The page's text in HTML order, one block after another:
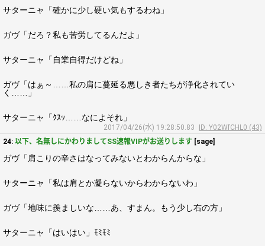
サターニャ「確かに少し硬い気もするわね」
ガヴ「だろ？私も苦労してるんだよ」
サターニャ「自業自得だけどね」
ガヴ「はぁ～……私の肩に蔓延る悪しき者たちが浄化されてい
く……」
サターニャ「ｸｽｯ……なによそれ」
2017/04/26(水) 19:28:50.83
ID: Y02WfCHL0 (43)
24: 以下、名無しにかわりましてSS速報VIPがお送りします [sage]
ガヴ「肩こりの辛さはなってみないとわからんからな」
サターニャ「私は肩とか凝らないからわからないわ」
ガヴ「地味に羨ましいな……あ、すまん。もう少し右の方」
サターニャ「はいはい」ﾓﾐﾓﾐ